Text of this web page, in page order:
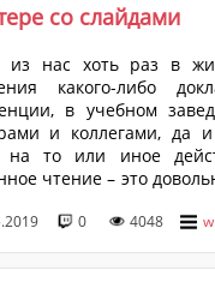
со слайдами
из нас хоть раз в
какого-либо
в учебном
и коллегами, да
на то или иное
чтение – это
материала,
на поддержания
з...
0 4048